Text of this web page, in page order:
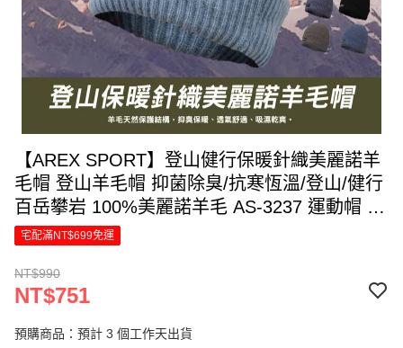
【AREX SPORT】登山健行保暖針織美麗諾羊
毛帽 登山羊毛帽 抑菌除臭/抗寒恆溫/登山/健行
百岳攀岩 100%美麗諾羊毛 AS-3237 運動帽 保
暖帽 銀髮族 出國 男女皆可適用(多色任選)-廠
宅配滿NT$699免運
NT$990
NT$751
預購商品：預計 3 個工作天出貨